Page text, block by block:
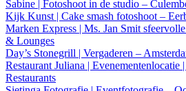
Sabine | Fotoshoot in de studio –
Kijk Kunst | Cake smash fotoshoot –
Marken Express | Ms. Jan Smit
& Lounges
Day’s Stonegrill | Vergaderen –
Restaurant Juliana |
Restaurants